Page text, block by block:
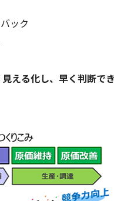
ック
える化し、早く判断で